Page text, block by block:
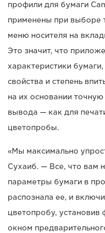
профили для бумаги
применены при выборе
меню носителя на
Это значит, что
характеристики
свойства и степень
на их основании
вывода — как для
цветопробы.
«Мы максимально
Сухаиб. — Все, что вам
параметры бумаги в
распознала ее, и
цветопробу,
окном